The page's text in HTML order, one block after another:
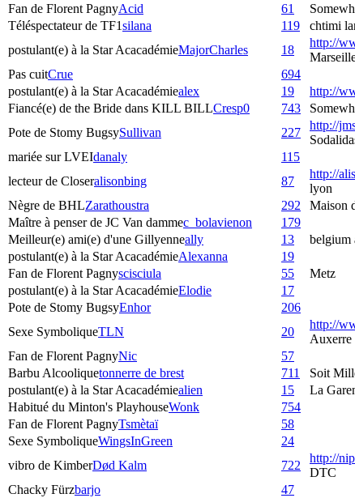
Fan de Florent PagnyAcid 61
Téléspectateur de TF1silana 119 chtimi
postulant(e) à la Star AcacadémieMajorCharles 18
http://
Pas cuitCrue 694
postulant(e) à la Star Acacadémiealex 19 http://
Fiancé(e) de the Bride dans KILL BILLCresp0 743
Pote de Stomy BugsySullivan 227
http://
mariée sur LVEIdanaly 115
lecteur de Closeralisonbing 87
http://
lyon
Nègre de BHLZarathoustra 292 Maison
Maître à penser de JC Van dammec_bolavienon 179
Meilleur(e) ami(e) d'une Gillyenneally 13 belgium
postulant(e) à la Star AcacadémieAlexanna 19
Fan de Florent Pagnyscisciula 55 Metz
postulant(e) à la Star AcacadémieElodie 17
Pote de Stomy BugsyEnhor 206
Sexe SymboliqueTLN 20
http://
Auxerre
Fan de Florent PagnyNic 57
Barbu Alcooliquetonnerre de brest 711 Soit
postulant(e) à la Star Acacadémiealien 15 La
Habitué du Minton's PlayhouseWonk 754
Fan de Florent PagnyTsmètaï 58
Sexe SymboliqueWingsInGreen 24
vibro de KimberDød Kalm 722
http://
DTC
Chacky Fürzbarjo 47